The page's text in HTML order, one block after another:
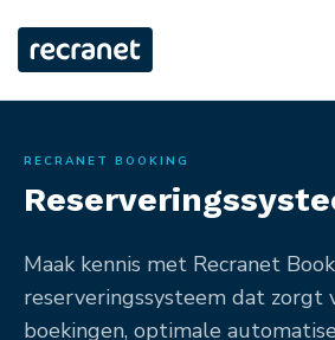
RECRANET BOOKING
Maak kennis met Recranet
reserveringssysteem dat zorgt
boekingen, optimale